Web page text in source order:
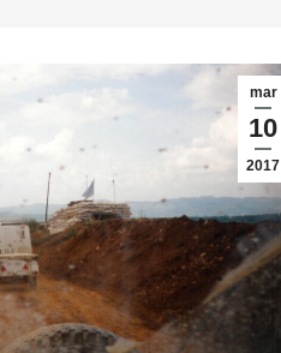
mar
10
2017